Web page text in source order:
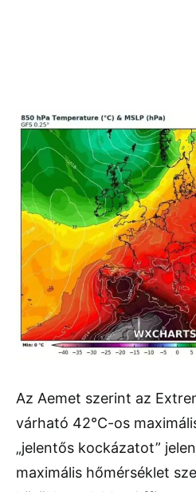
Az Aemet szerint az
várható 42°C-os
„jelentős kockázatot”
maximális hőmérséklet